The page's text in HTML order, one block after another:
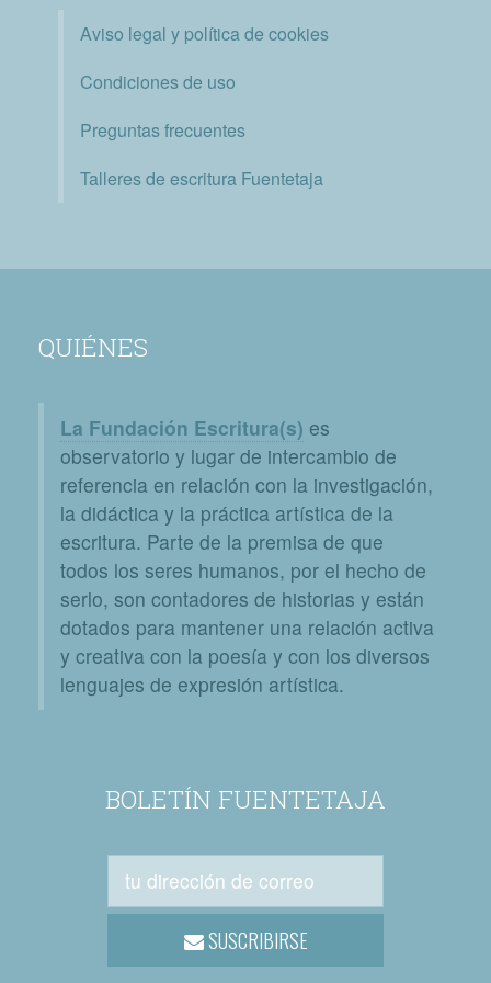
Aviso legal y política de cookies
Condiciones de uso
Preguntas frecuentes
Talleres de escritura Fuentetaja
QUIÉNES
La Fundación Escritura(s) es
observatorio y lugar de intercambio de
referencia en relación con la investigación,
la didáctica y la práctica artística de la
escritura. Parte de la premisa de que
todos los seres humanos, por el hecho de
serlo, son contadores de historias y están
dotados para mantener una relación activa
y creativa con la poesía y con los diversos
lenguajes de expresión artística.
BOLETÍN FUENTETAJA
SUSCRIBIRSE